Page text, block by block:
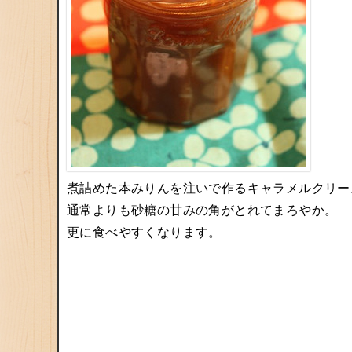
煮詰めた本みりんを注いで作るキャラメルクリ
通常よりも砂糖の甘みの角がとれてまろやか。
更に食べやすくなります。